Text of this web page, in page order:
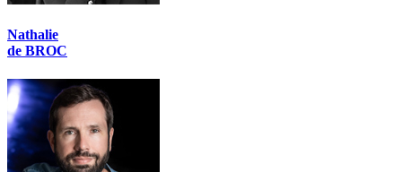
Nathalie
de BROC